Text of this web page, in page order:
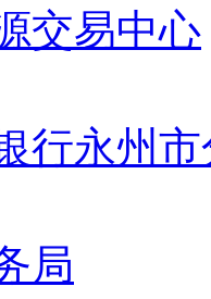
交易中心
行永州
局